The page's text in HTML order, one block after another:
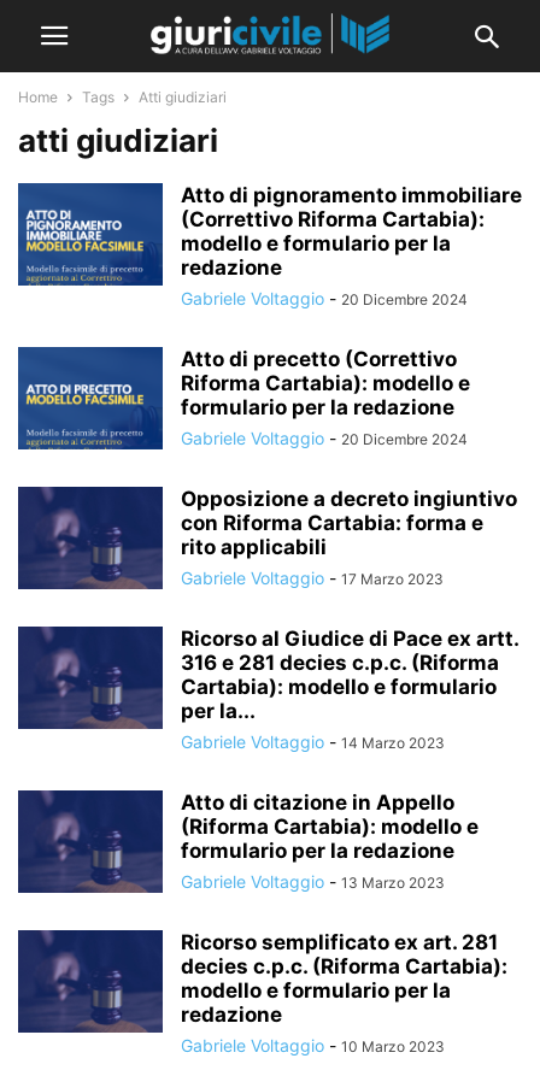
Home Tags Atti giudiziari
atti giudiziari
Atto di pignoramento immobiliare
(Correttivo Riforma Cartabia):
modello e formulario per la
redazione
Gabriele Voltaggio - 20 Dicembre 2024
Atto di precetto (Correttivo
Riforma Cartabia): modello e
formulario per la redazione
Gabriele Voltaggio - 20 Dicembre 2024
Opposizione a decreto ingiuntivo
con Riforma Cartabia: forma e
rito applicabili
Gabriele Voltaggio - 17 Marzo 2023
Ricorso al Giudice di Pace ex artt.
316 e 281 decies c.p.c. (Riforma
Cartabia): modello e formulario
per la...
Gabriele Voltaggio - 14 Marzo 2023
Atto di citazione in Appello
(Riforma Cartabia): modello e
formulario per la redazione
Gabriele Voltaggio - 13 Marzo 2023
Ricorso semplificato ex art. 281
decies c.p.c. (Riforma Cartabia):
modello e formulario per la
redazione
Gabriele Voltaggio - 10 Marzo 2023